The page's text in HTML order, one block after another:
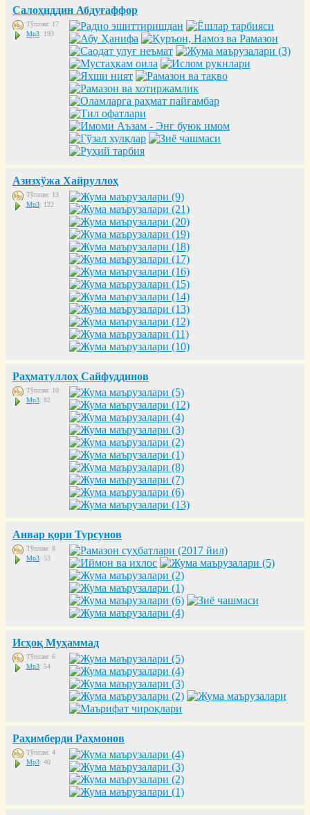
Салоҳиддин Абдуғаффор
Тўплам: 17
Mp3: 193
Азизхўжа Хайруллоҳ
Тўплам: 13
Mp3: 122
Раҳматуллоҳ Сайфуддинов
Тўплам: 10
Mp3: 82
Анвар қори Турсунов
Тўплам: 8
Mp3: 53
Исҳоқ Муҳаммад
Тўплам: 6
Mp3: 54
Раҳимберди Раҳмонов
Тўплам: 4
Mp3: 40